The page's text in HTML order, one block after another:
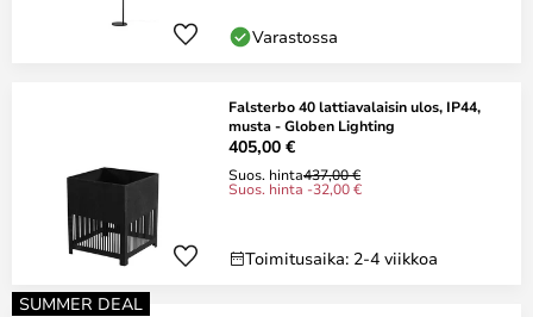
Varastossa
Falsterbo 40 lattiavalaisin ulos, IP44,
musta - Globen Lighting
405,00 €
Suos. hinta437,00 €
Suos. hinta -32,00 €
Toimitusaika: 2-4 viikkoa
SUMMER DEAL